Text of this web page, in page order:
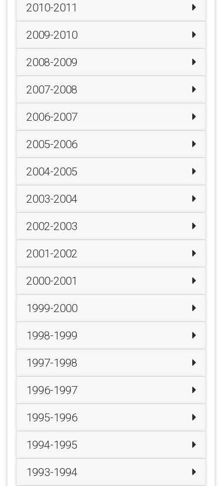
2010-2011
2009-2010
2008-2009
2007-2008
2006-2007
2005-2006
2004-2005
2003-2004
2002-2003
2001-2002
2000-2001
1999-2000
1998-1999
1997-1998
1996-1997
1995-1996
1994-1995
1993-1994